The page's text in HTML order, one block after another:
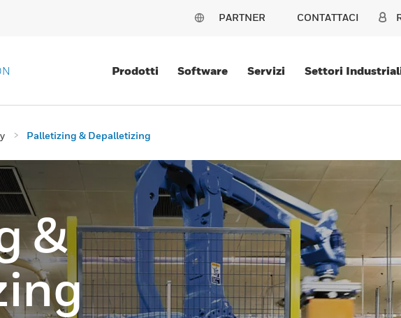
PARTNER CONTATTACI
Prodotti Software Servizi Settori
Palletizing & Depalletizing
&